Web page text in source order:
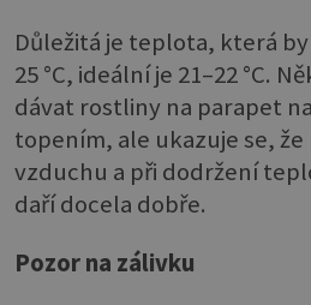
Důležitá je teplota, která
25 °C, ideální je 21–22 °C.
dávat rostliny na parapet
topením, ale ukazuje se,
vzduchu a při dodržení
daří docela dobře.
Pozor na zálivku